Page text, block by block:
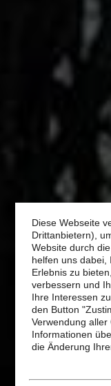
Diese Webseite
Drittanbietern),
Website durch
helfen uns dabei,
Erlebnis zu
verbessern und
Ihre Interessen
den Button
Verwendung
Informationen
die Änderung